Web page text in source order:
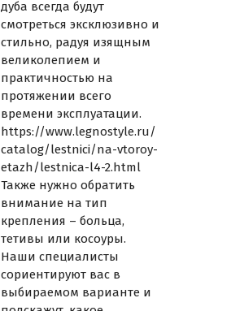
дуба всегда будут
смотреться эксклюзивно и
стильно, радуя изящным
великолепием и
практичностью на
протяжении всего
времени эксплуатации.
https://www.legnostyle.ru/
catalog/lestnici/na-vtoroy-
etazh/lestnica-l4-2.html
Также нужно обратить
внимание на тип
крепления – больца,
тетивы или косоуры.
Наши специалисты
сориентируют вас в
выбираемом варианте и